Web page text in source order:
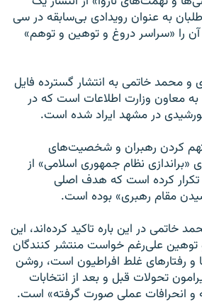
به عنوان رویدادى بى‌سابقه در سى‌
را «سراسر دروغ و توهین و توهم»
محمد خاتمى به انتشار گسترده فایل
معاون وزارت اطلاعات است که در
در مشهد ایراد شده است.
کردن رهبران و شخصیت‌هاى
«براندازى نظام جمهورى اسلامى» از
تکرار کرده است که هدف اصلى
مقام رهبرى» بوده است.
در این باره تاکید کرده‌اند، این
على‌رغم خواست منتشر کنندگان
رفتارهاى غلط افراطیون است، روشن
تحولات قبل و بعد از انتخابات
انحرافات عملى صورت گرفته» است.